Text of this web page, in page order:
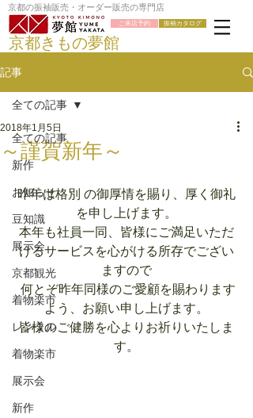
ご来店予約
京都の振袖販売・オーダー販売の専門店
京都きもの夢館
振袖カタログ
記事
全ての記事
新作
お知らせ
豆知識
展示会
京都観光
着物楽市
レンタル
着物楽市
展示会
新作
全ての記事
～謹賀新年～
2018年1月5日
昨年は格別 の御厚情を賜り、厚く御礼
を申し上げます。
本年も社員一同、皆様にご満足いただ
けるサービスを心がける所存でござい
ますので
よう、お願い申し上げます。
皆様のご健勝を心よりお祈りいたしま
す。